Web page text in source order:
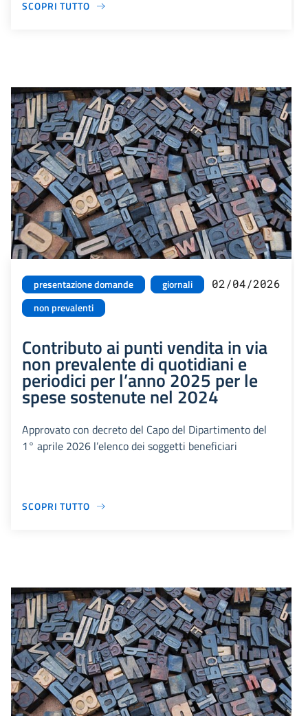
SCOPRI TUTTO
presentazione domande
giornali
non prevalenti
02/04/2026
Contributo ai punti vendita in via
non prevalente di quotidiani e
periodici per l’anno 2025 per le
spese sostenute nel 2024
Approvato con decreto del Capo del Dipartimento del
1° aprile 2026 l’elenco dei soggetti beneficiari
SCOPRI TUTTO